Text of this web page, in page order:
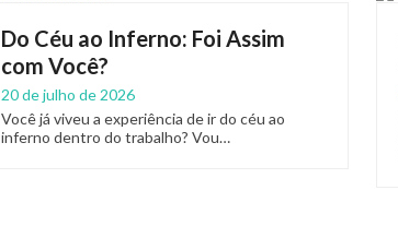
Do Céu ao Inferno: Foi Assim
com Você?
20 de julho de 2026
Você já viveu a experiência de ir do céu ao
inferno dentro do trabalho? Vou…